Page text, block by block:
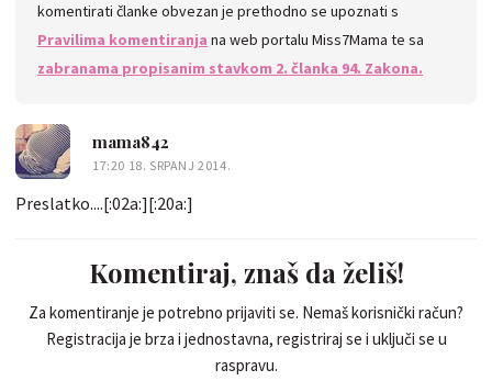
komentirati članke obvezan je prethodno se upoznati s
Pravilima komentiranja na web portalu Miss7Mama te sa
zabranama propisanim stavkom 2. članka 94. Zakona.
mama842
17:20 18. SRPANJ 2014.
Preslatko....[:02a:][:20a:]
Komentiraj, znaš da želiš!
Za komentiranje je potrebno prijaviti se. Nemaš korisnički račun?
Registracija je brza i jednostavna, registriraj se i uključi se u
raspravu.